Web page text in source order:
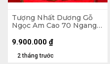
Tượng Nhất Dương Gỗ
Ngọc Am Cao 70 Ngang
2 tháng trước
9.900.000 ₫